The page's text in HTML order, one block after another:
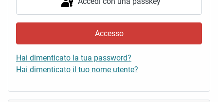
Accesso
Hai dimenticato la tua password?
Hai dimenticato il tuo nome utente?